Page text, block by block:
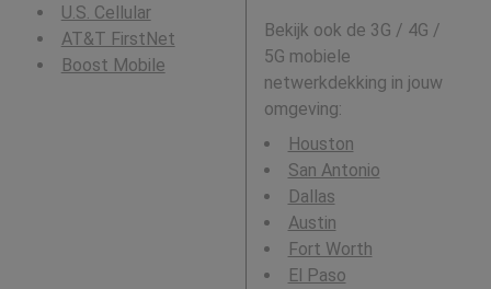
U.S. Cellular
AT&T FirstNet
Boost Mobile
Bekijk ook de 3G / 4G /
5G mobiele
netwerkdekking in jouw
omgeving:
Houston
San Antonio
Dallas
Austin
Fort Worth
El Paso